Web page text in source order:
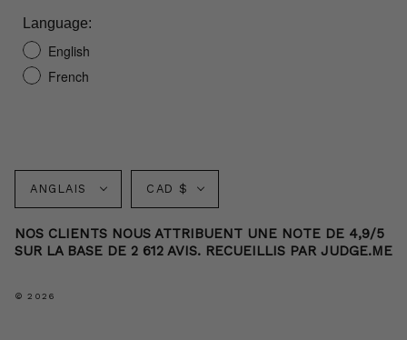
Language:
English
French
Langue
ANGLAIS Monnaie
CAD $
NOS CLIENTS NOUS ATTRIBUENT UNE NOTE DE 4,9/5
SUR LA BASE DE 2 612 AVIS. RECUEILLIS PAR JUDGE.ME
© 2026